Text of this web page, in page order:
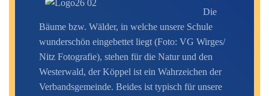
Die
Bäume bzw. Wälder, in welche unsere Schule
wunderschön eingebettet liegt (Foto: VG Wirges/
Nitz Fotografie), stehen für die Natur und den
Westerwald, der Köppel ist ein Wahrzeichen der
Verbandsgemeinde. Beides ist typisch für unsere